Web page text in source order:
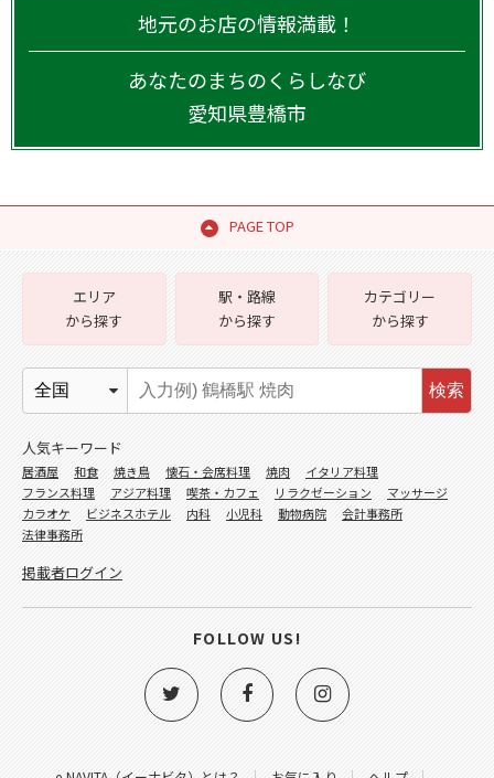
地元のお店の情報満載！
あなたのまちのくらしなび
愛知県豊橋市
PAGE TOP
エリア
から探す
駅・路線
から探す
カテゴリー
から探す
検索
人気キーワード
居酒屋 和食 焼き鳥 懐石・会席料理 焼肉
イタリア料理
フランス料理
アジア料理 喫茶・カフェ リラクゼーション
マッサージ
カラオケ
ビジネスホテル 内科 小児科 動物病院
会計事務所
法律事務所
掲載者ログイン
FOLLOW US!